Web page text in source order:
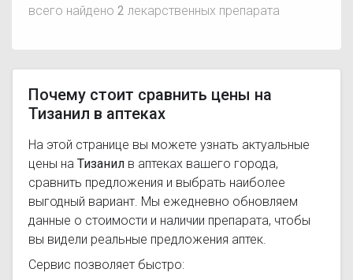
всего найдено 2 лекарственных препарата
Почему стоит сравнить цены на
Тизанил в аптеках
На этой странице вы можете узнать актуальные
цены на Тизанил в аптеках вашего города,
сравнить предложения и выбрать наиболее
выгодный вариант. Мы ежедневно обновляем
данные о стоимости и наличии препарата, чтобы
вы видели реальные предложения аптек.
Сервис позволяет быстро: